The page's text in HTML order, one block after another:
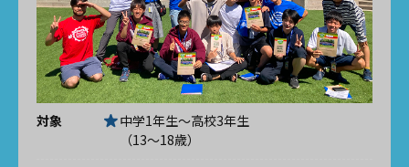
対象
中学1年生～高校3年生
（13～18歳）